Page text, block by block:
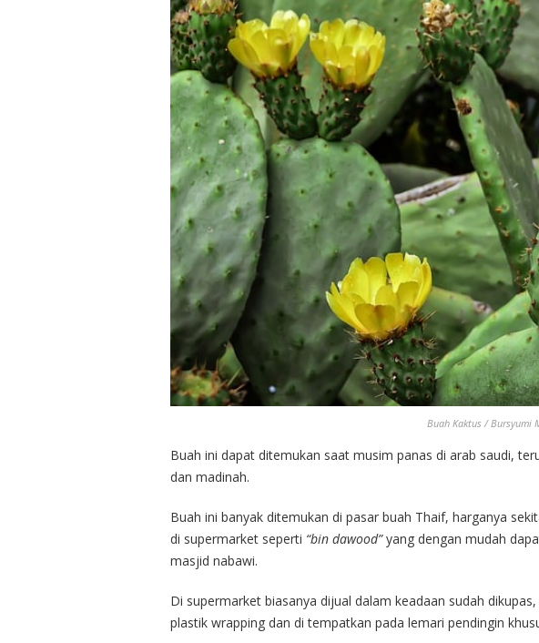
Buah Kaktus / Bursyumi
Buah ini dapat ditemukan saat musim panas di arab saudi,
dan madinah.
Buah ini banyak ditemukan di pasar buah Thaif, harganya
di supermarket seperti “bin dawood”yang dengan mudah
masjid nabawi.
Di supermarket biasanya dijual dalam keadaan sudah
plastik wrapping dan di tempatkan pada lemari pendingin